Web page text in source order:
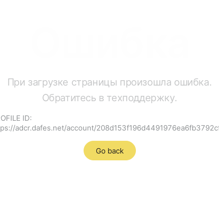
При загрузке страницы произошла ошибка.
Обратитесь в техподдержку.
ID:
adcr.dafes.net/account/
Go back